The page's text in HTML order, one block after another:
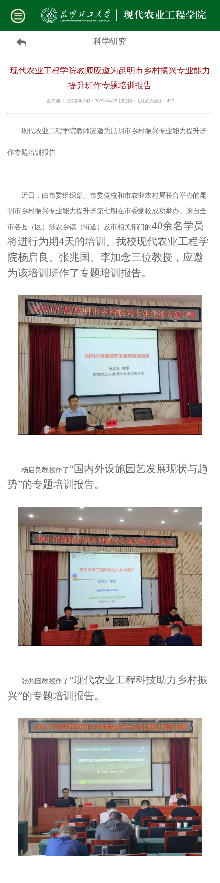
科学研究
现代农业工程学院教师应邀为昆明市乡村振兴专业能力
提升班作专题培训报告
发布者： [发表时间]：2022-04-28 [来源]： [浏览次数]： 437
现代农业工程学院教师应邀为昆明市乡村振兴专业能力提升班
作专题培训报告
近日，由市委组织部、市委党校和市农业农村局联合举办的昆
明市乡村振兴专业能力提升班第七期在市委党校成功举办。来自全
市各县（区）涉农乡镇（街道）及市相关部门的40余名学员
将进行为期4天的培训。我校现代农业工程学
院杨启良、张兆国、李加念三位教授，应邀
为该培训班作了专题培训报告。
杨启良教授作了 “国内外设施园艺发展现状与趋
势”的专题培训报告。
张兆国教授作了 “现代农业工程科技助力乡村振
兴”的专题培训报告。